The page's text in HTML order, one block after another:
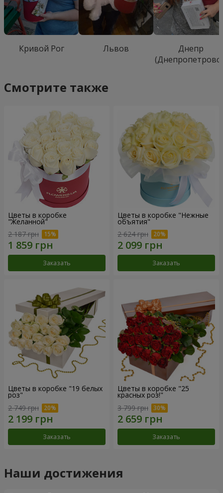
Кривой Рог Львов
Днепр
Смотрите также
Цветы в коробке
"Желанной"
2 187 грн
Заказать
Цветы в коробке "Нежные
объятия"
2 624 грн
Заказать
Цветы в коробке "19 белых
роз"
2 749 грн
Заказать
Цветы в коробке "25
красных роз!"
3 799 грн
Заказать
Наши достижения